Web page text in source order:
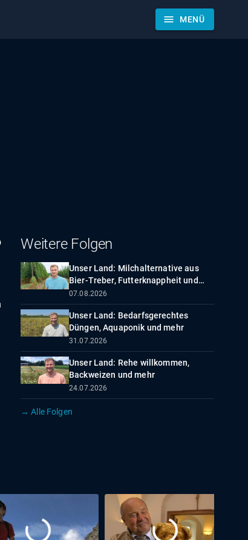
menu MENÜ
Weitere Folgen
Unser Land: Milchalternative aus
Bier-Treber, Futterknappheit und
mehr
07.08.2026
Unser Land: Bedarfsgerechtes
Düngen, Aquaponik und mehr
31.07.2026
Unser Land: Rehe willkommen,
Backweizen und mehr
24.07.2026
→ Alle Folgen